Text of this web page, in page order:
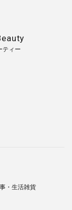
ティー
・生活雑貨